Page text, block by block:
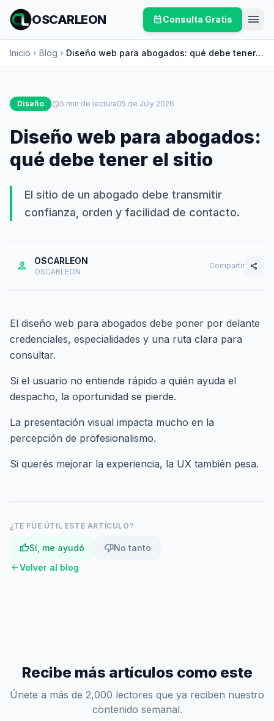
OSCARLEON calendar_monthConsulta Gratis menu
Inicio chevron_right Blog chevron_right Diseño web para abogados: qué debe tener
el sitio
Diseño schedule5 min de lectura05 de July 2026
Diseño web para abogados:
qué debe tener el sitio
El sitio de un abogado debe transmitir
confianza, orden y facilidad de contacto.
person OSCARLEON
OSCARLEON
Compartir share
El diseño web para abogados debe poner por delante
credenciales, especialidades y una ruta clara para
consultar.
Si el usuario no entiende rápido a quién ayuda el
despacho, la oportunidad se pierde.
La presentación visual impacta mucho en la
percepción de profesionalismo.
Si querés mejorar la experiencia, la UX también pesa.
¿TE FUE ÚTIL ESTE ARTÍCULO?
thumb_upSí, me ayudó thumb_downNo tanto
arrow_backVolver al blog
Recibe más artículos como este
Únete a más de 2,000 lectores que ya reciben nuestro
contenido semanal.